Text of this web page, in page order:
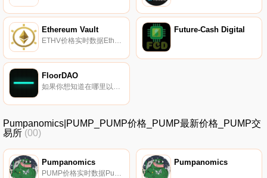
Ethereum Vault
ETHV价格实时数据Ethereum Vault旨在成为区块链基础设施的下一代区块链平台,显著改善数字经济中信息和价值的共享方式。金融基础设施核心和基于智能合约构建的应用程序可以相互自动化；的价值和转移,是一个支持机器支付网络和DEFI应用程序定制商业模式的项目.
Future-Cash Digital
FloorDAO
如果你想知道在哪里以当前价格购买FloorDAO,目前交易{FloorDAO]股票的顶级加密货币交易所是BKEX和Bilaxy。您可以在我们的加密货币交易所页面上找到其他列表.
Pumpanomics|PUMP_PUMP价格_PUMP最新价格_PUMP交
易所 (00)
Pumpanomics Pumpanomics